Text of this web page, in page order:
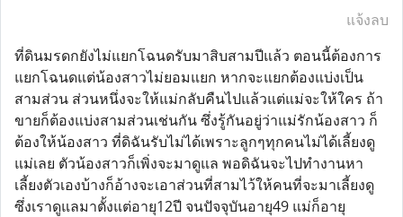
แจ้งลบ
ที่ดินมรดกยังไม่แยกโฉนดรับมาสิบสามปีแล้ว ตอนนี้ต้องการ
แยกโฉนดแต่น้องสาวไม่ยอมแยก หากจะแยกต้องแบ่งเป็น
สามส่วน ส่วนหนึ่งจะให้แม่กลับคืนไปแล้วแต่แม่จะให้ใคร ถ้า
ขายก็ต้องแบ่งสามส่วนเช่นกัน ซึ่งรู้กันอยู่ว่าแม่รักน้องสาว ก็
ต้องให้น้องสาว ที่ดิฉันรับไม่ได้เพราะลูกๆทุกคนไม่ได้เลี้ยงดู
แม่เลย ตัวน้องสาวก็เพิ่งจะมาดูแล พอดิฉันจะไปทำงานหา
เลี้ยงตัวเองบ้างก็อ้างจะเอาส่วนที่สามไว้ให้คนที่จะมาเลี้ยงดู
ซึ่งเราดูแลมาตั้งแต่อายุ12ปี จนปัจจุบันอายุ49 แม่ก็อายุ